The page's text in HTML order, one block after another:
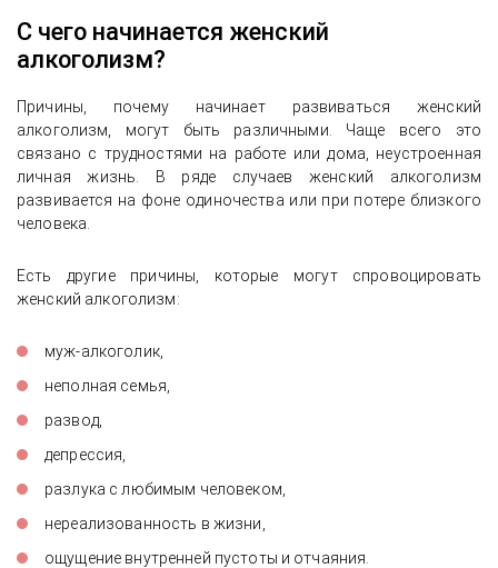
С чего начинается женский
алкоголизм?
Причины, почему начинает развиваться женский
алкоголизм, могут быть различными. Чаще всего это
связано с трудностями на работе или дома, неустроенная
личная жизнь. В ряде случаев женский алкоголизм
развивается на фоне одиночества или при потере близкого
человека.
Есть другие причины, которые могут спровоцировать
женский алкоголизм:
муж-алкоголик,
неполная семья,
развод,
депрессия,
разлука с любимым человеком,
нереализованность в жизни,
ощущение внутренней пустоты и отчаяния.